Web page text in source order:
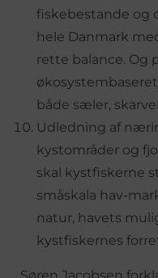
fiskebestande og
hele Danmark
rette balance. Og
både sæler,
Udledning af
kystområder og
skal kystfiskerne
småskala hav-
natur, havets
kystfiskernes